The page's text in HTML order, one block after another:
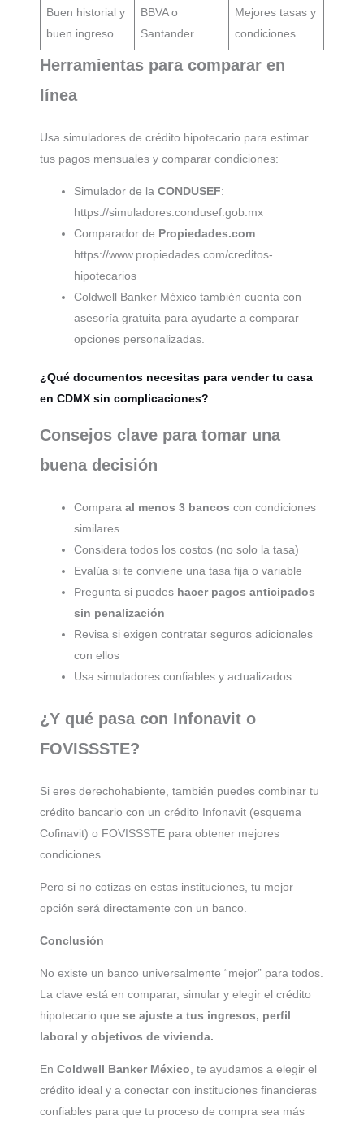
Buen historial y
buen ingreso
BBVA o
Santander
Mejores tasas y
condiciones
Herramientas para comparar en
línea
Usa simuladores de crédito hipotecario para estimar
tus pagos mensuales y comparar condiciones:
Simulador de la CONDUSEF:
https://simuladores.condusef.gob.mx
Comparador de Propiedades.com:
https://www.propiedades.com/creditos-
hipotecarios
Coldwell Banker México también cuenta con
asesoría gratuita para ayudarte a comparar
opciones personalizadas.
¿Qué documentos necesitas para vender tu casa
en CDMX sin complicaciones?
Consejos clave para tomar una
buena decisión
Compara al menos 3 bancos con condiciones
similares
Considera todos los costos (no solo la tasa)
Evalúa si te conviene una tasa fija o variable
Pregunta si puedes hacer pagos anticipados
sin penalización
Revisa si exigen contratar seguros adicionales
con ellos
Usa simuladores confiables y actualizados
¿Y qué pasa con Infonavit o
FOVISSSTE?
Si eres derechohabiente, también puedes combinar tu
crédito bancario con un crédito Infonavit (esquema
Cofinavit) o FOVISSSTE para obtener mejores
condiciones.
Pero si no cotizas en estas instituciones, tu mejor
opción será directamente con un banco.
Conclusión
No existe un banco universalmente “mejor” para todos.
La clave está en comparar, simular y elegir el crédito
hipotecario que se ajuste a tus ingresos, perfil
laboral y objetivos de vivienda.
En Coldwell Banker México, te ayudamos a elegir el
crédito ideal y a conectar con instituciones financieras
confiables para que tu proceso de compra sea más